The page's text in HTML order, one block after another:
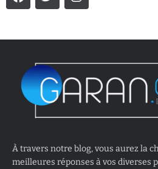
À travers notre blog, vous aurez la
meilleures réponses à vos diverses